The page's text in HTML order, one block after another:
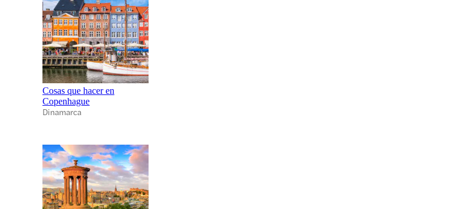
Cosas que hacer en
Copenhague
Dinamarca